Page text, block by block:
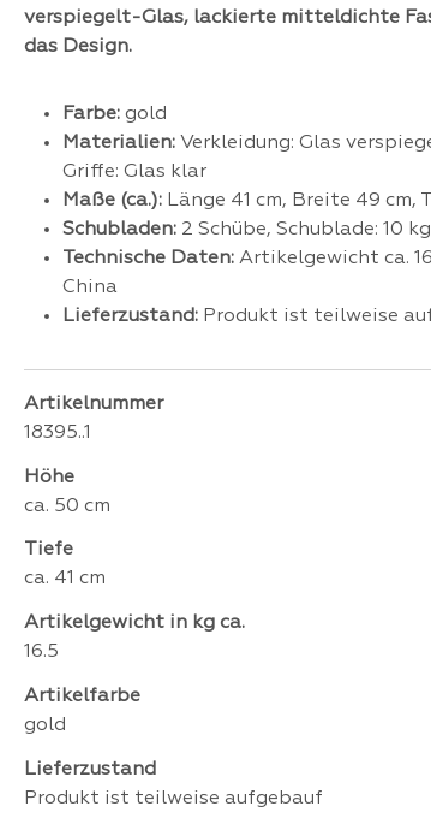
verspiegelt-Glas, lackierte mitteldichte
das Design.
Farbe: gold
Materialien: Verkleidung: Glas
Griffe: Glas klar
Maße (ca.): Länge 41 cm, Breite 49 cm,
Schubladen: 2 Schübe, Schublade: 10
Technische Daten: Artikelgewicht ca.
China
Lieferzustand: Produkt ist teilweise
Artikelnummer
18395..1
Höhe
ca. 50 cm
Tiefe
ca. 41 cm
Artikelgewicht in kg ca.
16.5
Artikelfarbe
gold
Lieferzustand
Produkt ist teilweise aufgebauf